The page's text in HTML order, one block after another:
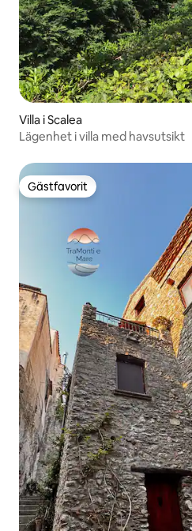
Villa i Scalea
Lägenhet i villa med havsutsikt
Gästfavorit
Gästfavorit